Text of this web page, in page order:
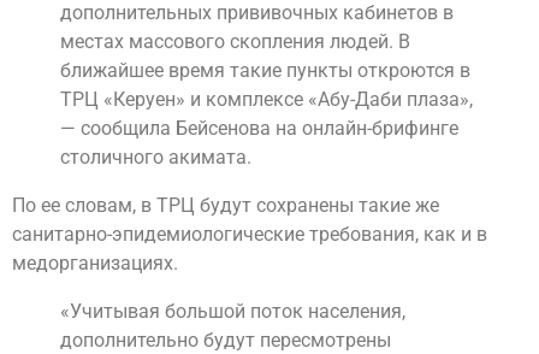
дополнительных прививочных кабинетов в
местах массового скопления людей. В
ближайшее время такие пункты откроются в
ТРЦ «Керуен» и комплексе «Абу-Даби плаза»,
— сообщила Бейсенова на онлайн-брифинге
столичного акимата.
По ее словам, в ТРЦ будут сохранены такие же
санитарно-эпидемиологические требования, как и в
медорганизациях.
«Учитывая большой поток населения,
дополнительно будут пересмотрены